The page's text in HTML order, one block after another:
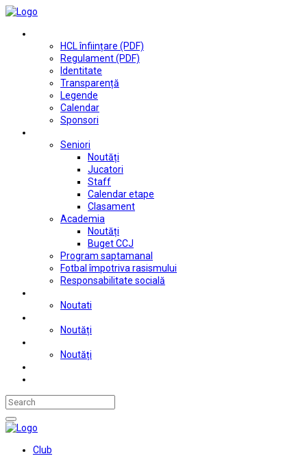
HCL înființare (PDF)
Regulament (PDF)
Identitate
Transparență
Legende
Calendar
Sponsori
Seniori
Noutăți
Jucatori
Staff
Calendar etape
Clasament
Academia
Noutăți
Buget CCJ
Program saptamanal
Fotbal împotriva rasismului
Responsabilitate socială
Noutati
Noutăți
Noutăți
Club